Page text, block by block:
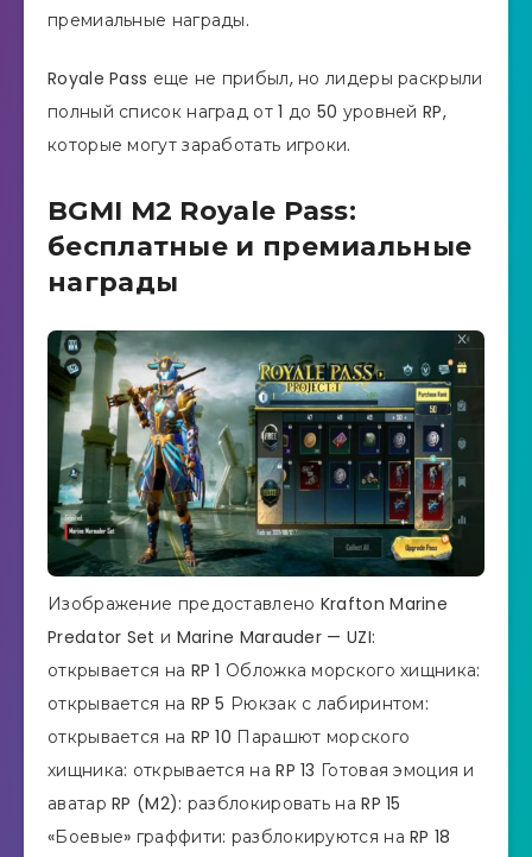
премиальные награды.
Royale Pass еще не прибыл, но лидеры раскрыли
полный список наград от 1 до 50 уровней RP,
которые могут заработать игроки.
BGMI M2 Royale Pass:
бесплатные и премиальные
награды
Изображение предоставлено Krafton Marine
Predator Set и Marine Marauder — UZI:
открывается на RP 1 Обложка морского хищника:
открывается на RP 5 Рюкзак с лабиринтом:
открывается на RP 10 Парашют морского
хищника: открывается на RP 13 Готовая эмоция и
аватар RP (M2): разблокировать на RP 15
«Боевые» граффити: разблокируются на RP 18